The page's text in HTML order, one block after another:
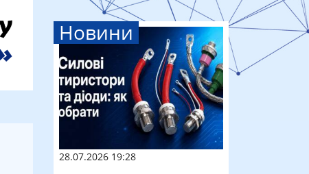
Новини
28.07.2026 19:28